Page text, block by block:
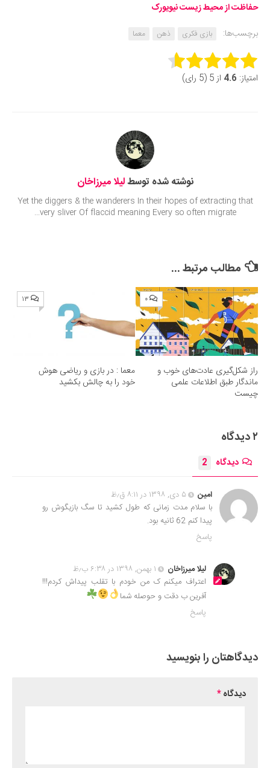
حفاظت از محیط زیست نیویورک
برچسب‌ها:
بازی فکری ذهن معما
Rate this item:
امتیاز: 4.6 از 5 (5 رای)
نوشته شده توسطلیلا میرزاخان
Yet the diggers & the wanderers In their hopes of extracting that
very sliver Of flaccid meaning Every so often migrate...
مطالب مرتبط ...
۰
راز شکل‌گیری عادت‌های خوب و
ماندگار طبق اطلاعات علمی
چیست
۱۳
معما : در بازی و ریاضی هوش
خود را به چالش بکشید
۲ دیدگاه
دیدگاه 2
امین
۵ دی, ۱۳۹۸ در ۸:۱۱ ق٫ظ
با سلام مدت زمانی که طول کشید تا سگ بازیگوش رو
پیدا کنم 62 ثانیه بود.
پاسخ
لیلا میرزاخان
۱ بهمن, ۱۳۹۸ در ۶:۳۸ ب٫ظ
اعتراف میکنم ک من خودم با تقلب پیداش کردم!!!
آفرین ب دقت و حوصله شما
پاسخ
دیدگاهتان را بنویسید
دیدگاه*